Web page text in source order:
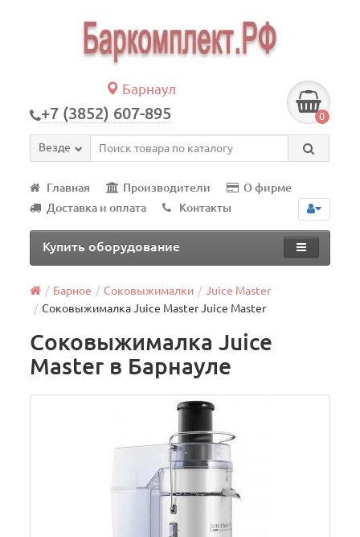
Барнаул
+7 (3852) 607-895 0
Везде
Главная Производители
О фирме
Доставка и оплата
Контакты
Купить оборудование
Барное Соковыжималки
Juice Master
Соковыжималка Juice Master Juice Master
Соковыжималка Juice
Master в Барнауле